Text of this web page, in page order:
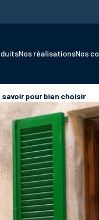
Nos réalisationsNos
pour bien choisir